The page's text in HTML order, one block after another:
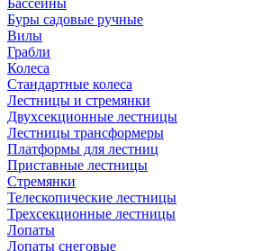
Бассейны
Буры садовые ручные
Вилы
Грабли
Колеса
Стандартные колеса
Лестницы и стремянки
Двухсекционные лестницы
Лестницы трансформеры
Платформы для лестниц
Приставные лестницы
Стремянки
Телескопические лестницы
Трехсекционные лестницы
Лопаты
Лопаты снеговые